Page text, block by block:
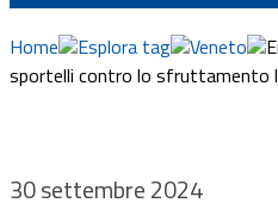
Eventi
Progetti
Home Esplora tag Veneto
sportelli contro lo sfruttamento
30 settembre 2024